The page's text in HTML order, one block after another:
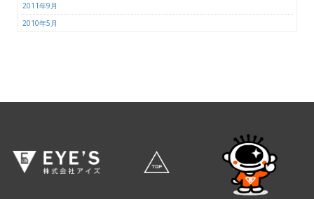
2011年9月
2010年5月